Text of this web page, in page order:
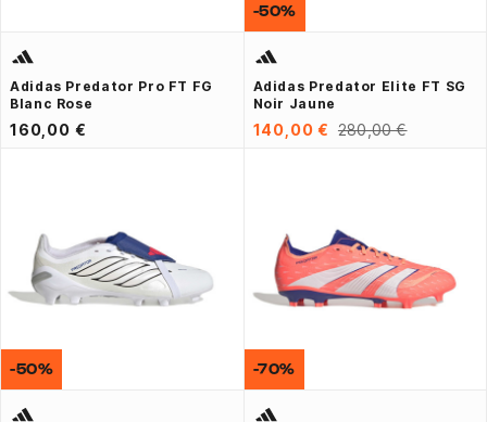
Adidas Predator Pro FT FG
Blanc Rose
160,00 €
Adidas Predator Elite FT SG
Noir Jaune
140,00 € 280,00 €
-50%
-50% -70%